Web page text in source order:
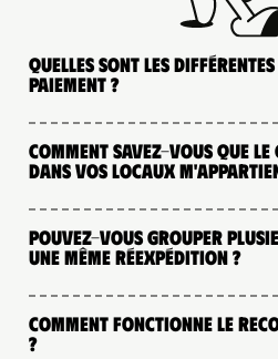
Quelles sont les
paiement ?
Comment savez-vous que
dans vos locaux
Pouvez-vous grouper
une même réexpédition ?
Comment fonctionne le
?